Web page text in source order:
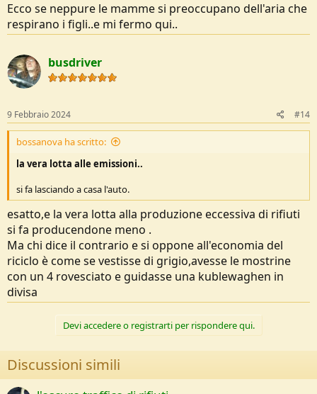
Ecco se neppure le mamme si preoccupano dell'aria che
respirano i figli..e mi fermo qui..
busdriver
9 Febbraio 2024 #14
bossanova ha scritto:
la vera lotta alle emissioni..
si fa lasciando a casa l'auto.
esatto,e la vera lotta alla produzione eccessiva di rifiuti
si fa producendone meno .
Ma chi dice il contrario e si oppone all'economia del
riciclo è come se vestisse di grigio,avesse le mostrine
con un 4 rovesciato e guidasse una kublewaghen in
divisa
Devi accedere o registrarti per rispondere qui.
Discussioni simili